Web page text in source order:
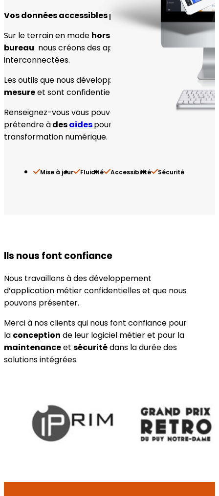
Vos données accessibles partout et par tous
Sur le terrain en mode hors connexion
au
bureau nous créons des applications
interconnectées.
Les outils que nous développons sont
mesureet sont confidentiels.
Renseignez-vous vous pouvez peut-être
prétendre àdesaidespour votre
transformation numérique.
Mise à jour Fluidité Accessibilité Sécurité
Ils nous font confiance
Nous travaillons à des développement
d’application métier confidentielles et que nous
pouvons présenter.
Merci à nos clients qui nous font confiance pour
la conception de leur logiciel métier et pour la
maintenanceet sécuritédans la durée des
solutions intégrées.